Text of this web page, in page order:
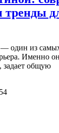
один из
Именно
задает общую